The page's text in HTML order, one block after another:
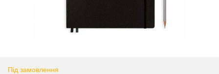
Під замовлення